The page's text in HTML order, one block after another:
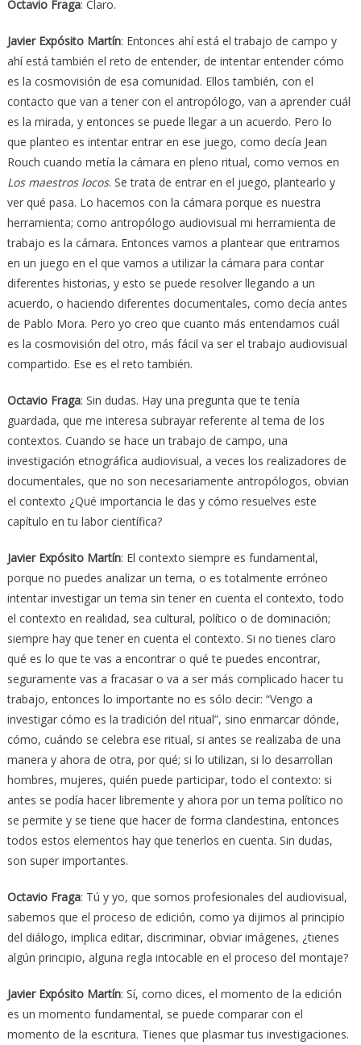
Octavio Fraga: Claro.
Javier Expósito Martín: Entonces ahí está el trabajo de campo y
ahí está también el reto de entender, de intentar entender cómo
es la cosmovisión de esa comunidad. Ellos también, con el
contacto que van a tener con el antropólogo, van a aprender cuál
es la mirada, y entonces se puede llegar a un acuerdo. Pero lo
que planteo es intentar entrar en ese juego, como decía Jean
Rouch cuando metía la cámara en pleno ritual, como vemos en
Los maestros locos. Se trata de entrar en el juego, plantearlo y
ver qué pasa. Lo hacemos con la cámara porque es nuestra
herramienta; como antropólogo audiovisual mi herramienta de
trabajo es la cámara. Entonces vamos a plantear que entramos
en un juego en el que vamos a utilizar la cámara para contar
diferentes historias, y esto se puede resolver llegando a un
acuerdo, o haciendo diferentes documentales, como decía antes
de Pablo Mora. Pero yo creo que cuanto más entendamos cuál
es la cosmovisión del otro, más fácil va ser el trabajo audiovisual
compartido. Ese es el reto también.
Octavio Fraga: Sin dudas. Hay una pregunta que te tenía
guardada, que me interesa subrayar referente al tema de los
contextos. Cuando se hace un trabajo de campo, una
investigación etnográfica audiovisual, a veces los realizadores de
documentales, que no son necesariamente antropólogos, obvian
el contexto ¿Qué importancia le das y cómo resuelves este
capítulo en tu labor científica?
Javier Expósito Martín: El contexto siempre es fundamental,
porque no puedes analizar un tema, o es totalmente erróneo
intentar investigar un tema sin tener en cuenta el contexto, todo
el contexto en realidad, sea cultural, político o de dominación;
siempre hay que tener en cuenta el contexto. Si no tienes claro
qué es lo que te vas a encontrar o qué te puedes encontrar,
seguramente vas a fracasar o va a ser más complicado hacer tu
trabajo, entonces lo importante no es sólo decir: “Vengo a
investigar cómo es la tradición del ritual”, sino enmarcar dónde,
cómo, cuándo se celebra ese ritual, si antes se realizaba de una
manera y ahora de otra, por qué; si lo utilizan, si lo desarrollan
hombres, mujeres, quién puede participar, todo el contexto: si
antes se podía hacer libremente y ahora por un tema político no
se permite y se tiene que hacer de forma clandestina, entonces
todos estos elementos hay que tenerlos en cuenta. Sin dudas,
son super importantes.
Octavio Fraga: Tú y yo, que somos profesionales del audiovisual,
sabemos que el proceso de edición, como ya dijimos al principio
del diálogo, implica editar, discriminar, obviar imágenes, ¿tienes
algún principio, alguna regla intocable en el proceso del montaje?
Javier Expósito Martín: Sí, como dices, el momento de la edición
es un momento fundamental, se puede comparar con el
momento de la escritura. Tienes que plasmar tus investigaciones.